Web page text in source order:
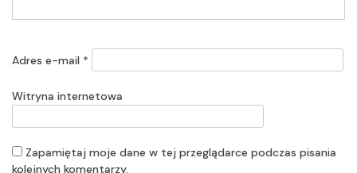
Adres e-mail *
Witryna internetowa
Zapamiętaj moje dane w tej przeglądarce podczas pisania
kolejnych komentarzy.